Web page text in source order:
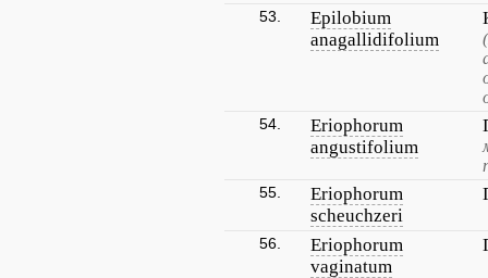
53.
Epilobium
anagallidifolium
54.
Eriophorum
angustifolium
55.
Eriophorum
scheuchzeri
56.
Eriophorum
vaginatum